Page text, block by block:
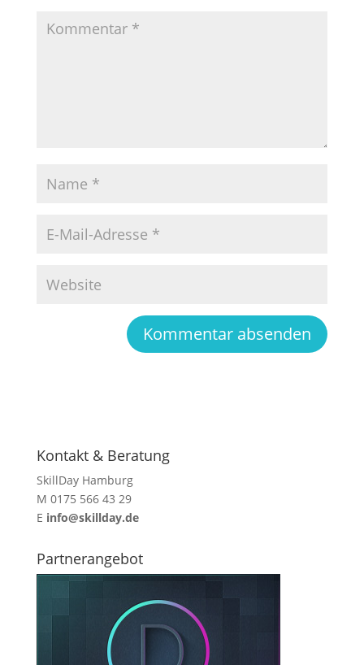
Kontakt & Beratung
SkillDay Hamburg
M 0175 566 43 29
E info@skillday.de
Partnerangebot